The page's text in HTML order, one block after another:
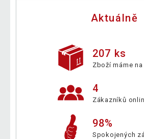
Aktuálně
207 ks
Zboží máme
4
Zákazníků
98%
Spokojených